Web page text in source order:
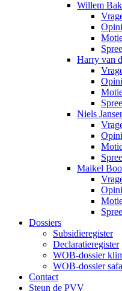
Willem
Harry van
Niels
Maikel
Dossiers
Subsidieregister
Declaratieregister
WOB-dossier
WOB-dossier
Contact
Steun de PVV